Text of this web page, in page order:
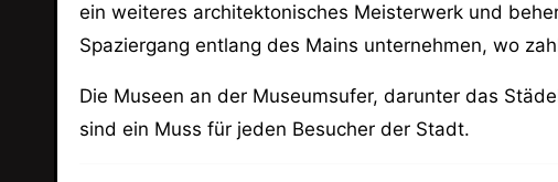
ein weiteres architektonisches Meisterwerk und
Spaziergang entlang des Mains unternehmen, wo
Die Museen an der Museumsufer, darunter das
sind ein Muss für jeden Besucher der Stadt.